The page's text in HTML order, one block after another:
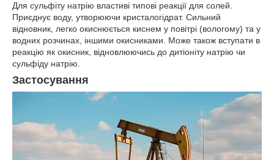
Для сульфіту натрію властиві типові реакції для солей.
Приєднує воду, утворюючи кристалогідрат. Сильний
відновник, легко окиснюється киснем у повітрі (вологому) та у
водних розчинах, іншими окисниками. Може також вступати в
реакцію як окисник, відновлюючись до дитіоніту натрію чи
сульфіду натрію.
Застосування